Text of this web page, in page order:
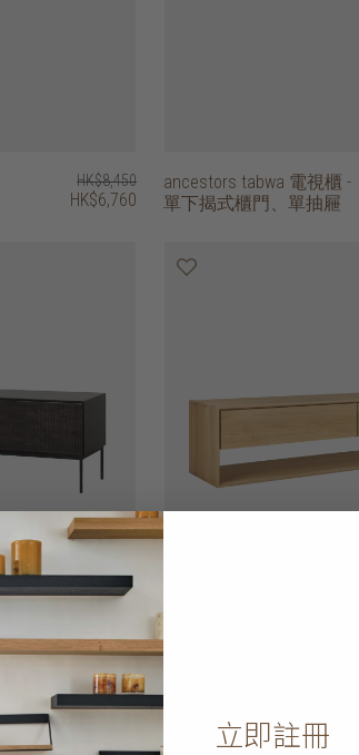
HK$8,450
HK$6,760
ancestors tabwa 電視櫃 -
單下揭式櫃門、單抽屜
HK$17,950
nordic 電視櫃 - 單下揭式櫃
2 選項
立即註冊